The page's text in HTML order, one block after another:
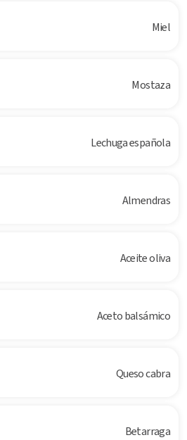
Miel
Mostaza
Lechuga española
Almendras
Aceite oliva
Aceto balsámico
Queso cabra
Betarraga